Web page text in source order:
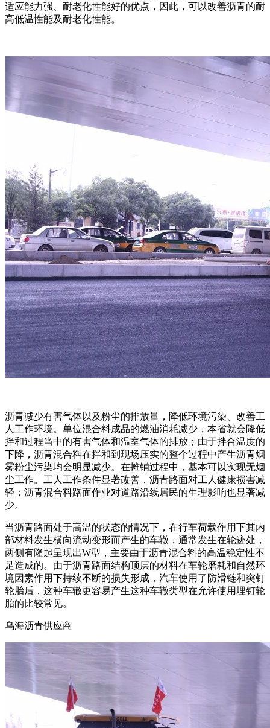
适应能力强、耐老化性能好的优点，因此，可以改善沥青的耐
高低温性能及耐老化性能。
沥青减少有害气体以及粉尘的排放量，降低环境污染、改善工
人工作环境。单位混合料成品的燃油消耗减少，本省就会降低
拌和过程当中的有害气体和温室气体的排放；由于拌合温度的
下降，沥青混合料在拌和到现场压实的整个过程中产生沥青烟
雾粉尘污染均会明显减少。在摊铺过程中，基本可以实现无烟
尘工作。工人工作条件显著改善，沥青路面对工人健康损害减
轻；沥青混合料路面作业对道路沿线居民的生理影响也显著减
少。
当沥青路面处于高温的状态的情况下，在行车荷载作用下其内
部材料发生横向流动变形而产生的车辙，通常发生在轮迹处，
两侧有隆起呈现出W型，主要由于沥青混合料的高温稳定性不
足造成的。由于沥青路面结构顶层的材料在车轮磨耗和自然环
境因素作用下持续不断的损失形成，汽车使用了防滑链和突钉
轮胎后，这种车辙更容易产生这种车辙类型在允许使用埋钉轮
胎的比较常见。
乌海沥青供应商